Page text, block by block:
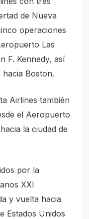
de Nueva
operaciones
Las
F. Kennedy, así
Boston.
Airlines también
el Aeropuerto
la ciudad de
por la
XXI
y vuelta hacia
Estados Unidos